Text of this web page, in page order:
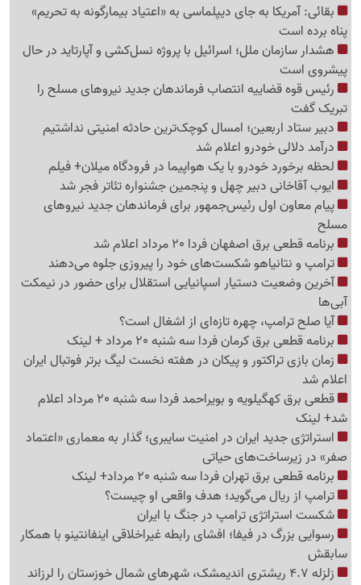
بقائی: آمریکا به جای دیپلماسی به «اعتیاد بیمارگونه به تحریم»
پناه برده است
هشدار سازمان ملل؛ اسرائیل با پروژه نسل‌کشی و آپارتاید در حال
پیشروی است
رئیس قوه قضاییه انتصاب فرماندهان جدید نیروهای مسلح را
تبریک گفت
دبیر ستاد اربعین؛ امسال کوچک‌ترین حادثه امنیتی نداشتیم
درآمد دلالی خودرو اعلام شد
لحظه برخورد خودرو با یک هواپیما در فرودگاه میلان+ فیلم
ایوب آقاخانی دبیر چهل و پنجمین جشنواره تئاتر فجر شد
پیام معاون اول رئیس‌جمهور برای فرماندهان جدید نیروهای
مسلح
برنامه قطعی برق اصفهان فردا 20 مرداد اعلام شد
ترامپ و نتانیاهو شکست‌های خود را پیروزی جلوه می‌دهند
آخرین وضعیت دستیار اسپانیایی استقلال برای حضور در نیمکت
آبی‌ها
آیا صلح ترامپ، چهره تازه‌ای از اشغال است؟
برنامه قطعی برق کرمان فردا سه شنبه 20 مرداد + لینک
زمان بازی تراکتور و پیکان در هفته نخست لیگ برتر فوتبال ایران
اعلام شد
قطعی برق کهگیلویه و بویراحمد فردا سه شنبه 20 مرداد اعلام
شد+ لینک
استراتژی جدید ایران در امنیت سایبری؛ گذار به معماری «اعتماد
صفر» در زیرساخت‌های حیاتی
برنامه قطعی برق تهران فردا سه شنبه 20 مرداد+ لینک
ترامپ از ریال می‌گوید؛ هدف واقعی او چیست؟
شکست استراتژی ترامپ در جنگ با ایران
رسوایی بزرگ در فیفا؛ افشای رابطه غیراخلاقی اینفانتینو با همکار
سابقش
زلزله 4.7 ریشتری اندیمشک، شهرهای شمال خوزستان را لرزاند